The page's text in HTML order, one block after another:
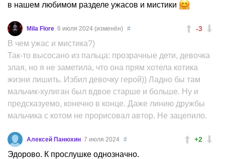
в нашем любимом разделе ужасов и мистики
-3
Mila Flore 6 июля 2024 (изменён) #
В чем ужас и мистика?)
Так-то высосано из пальца: прозрачные дети, девочка
злая, но я не заметила, что она прям хотела котика
жизни лишить. Избил девочку герой)) Ладно бы там
мальчик-хулиган был вдвое старше и больше. Ну и
предсказуемо, конечно в конце. Даже линию дружбы
мальчика с котом не прорисовал автор. Не зацепило.
+2
Алексей Панюхин 7 июля 2024 #
Эдорово. К прослушке однозначно.